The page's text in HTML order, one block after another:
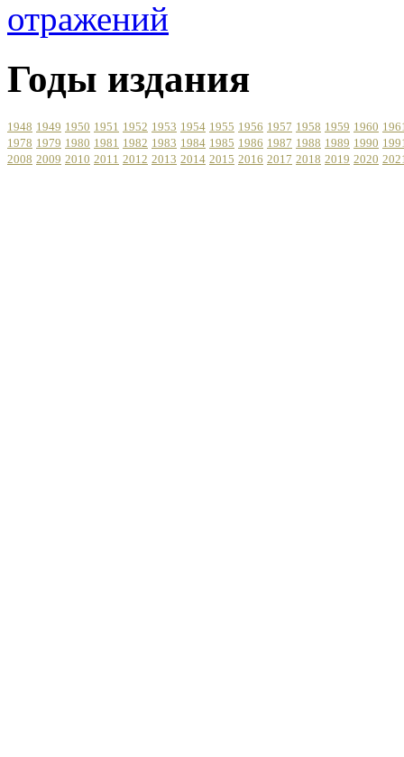
Годы издания
1948 1949 1950 1951 1952 1953 1954 1955 1956 1957 1958 1959 1960
1978 1979 1980 1981 1982 1983 1984 1985 1986 1987 1988 1989 1990
2008 2009 2010 2011 2012 2013 2014 2015 2016 2017 2018 2019 2020